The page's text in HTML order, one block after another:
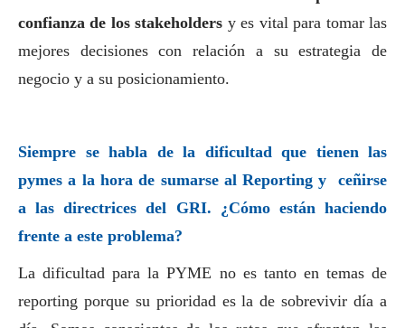
confianza de los stakeholders y es vital para tomar las
mejores decisiones con relación a su estrategia de
negocio y a su posicionamiento.
Siempre se habla de la dificultad que tienen las
pymes a la hora de sumarse al Reporting y ceñirse
a las directrices del GRI. ¿Cómo están haciendo
frente a este problema?
La dificultad para la PYME no es tanto en temas de
reporting porque su prioridad es la de sobrevivir día a